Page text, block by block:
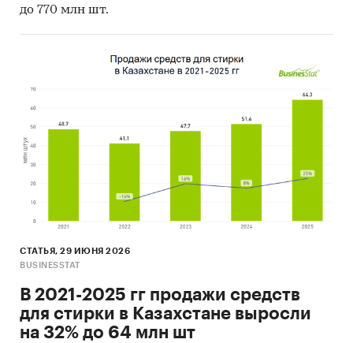
Коньяки и винные напитки
Прочие крепкие напитки
В обзоре представлена информация по
крупнейшим производителям алкогольных
напитков в Казахстане.
При подготовке обзора используется
официальная статистика и собственные
данные компании .
Информация профильных ведомств:
до 770 млн шт.
СТАТЬЯ, 29 ИЮНЯ 2026
BUSINESSTAT
В 2021-2025 гг продажи средств
для стирки в Казахстане выросли
на 32% до 64 млн шт